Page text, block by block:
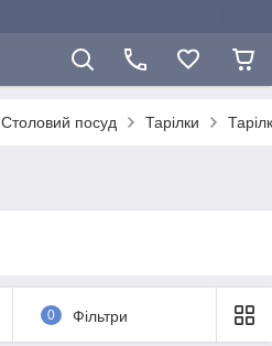
Столовий посуд Тарілки
0 Фільтри